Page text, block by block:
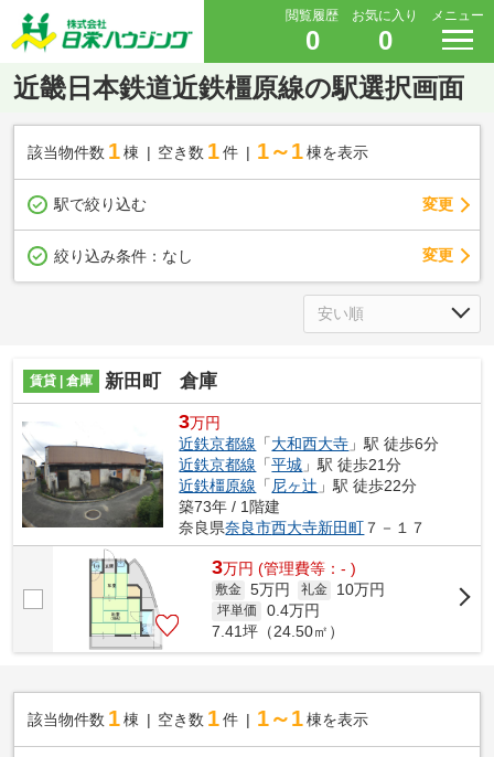
閲覧履歴
0
お気に入り
0
メニュー
近畿日本鉄道近鉄橿原線の駅選択画面
該当物件数 1棟 空き数 1 件 1～1 棟を表示
駅で絞り込む 変更
絞り込み条件： なし 変更
賃貸 | 倉庫 新田町 倉庫
3万円
近鉄京都線 「大和西大寺 」駅 徒歩6分
近鉄京都線 「平城 」駅 徒歩21分
近鉄橿原線 「尼ヶ辻 」駅 徒歩22分
築73年 / 1階建
奈良県奈良市西大寺新田町 ７－１７
3万円 (管理費等：- )
敷金 5万円 礼金 10万円
坪単価 0.4万円
7.41坪（24.50㎡）
該当物件数 1棟 空き数 1 件 1～1 棟を表示